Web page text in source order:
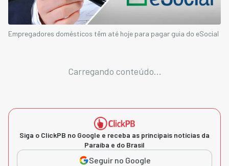
Empregadores domésticos têm até hoje para pagar guia do eSocial
Carregando conteúdo...
Siga o ClickPB no Google e receba as principais notícias da
Paraíba e do Brasil
Seguir no Google